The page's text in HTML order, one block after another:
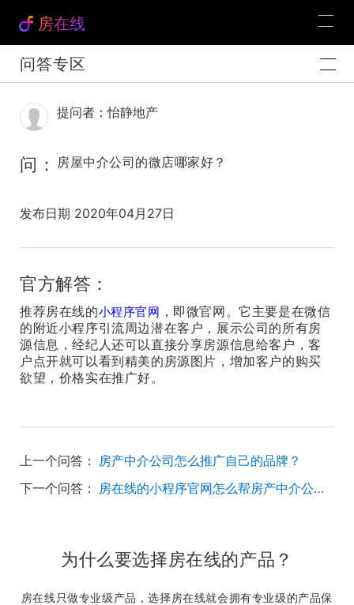
房在线
问答专区
提问者：怡静地产
问： 房屋中介公司的微店哪家好？
发布日期 2020年04月27日
官方解答：
推荐房在线的小程序官网 ，即微官网。它主要是在微信
的附近小程序引流周边潜在客户，展示公司的所有房
源信息，经纪人还可以直接分享房源信息给客户，客
户点开就可以看到精美的房源图片，增加客户的购买
欲望，价格实在推广好。
上一个问答： 房产中介公司怎么推广自己的品牌？
下一个问答：
房在线的小程序官网怎么帮房产中介公司获取客户？
为什么要选择房在线的产品？
房在线只做专业级产品，选择房在线就会拥有专业级的产品保